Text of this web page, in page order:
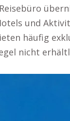
und
häufig
nicht